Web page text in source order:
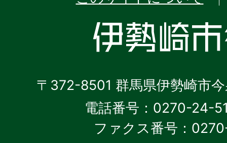
〒372-8501 群馬県伊勢崎市
電話番号：0270-24-
ファクス番号：